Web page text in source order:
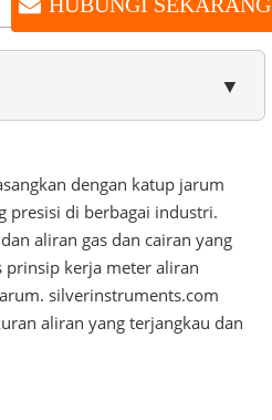
▼
dengan katup jarum
presisi di berbagai industri.
aliran gas dan cairan yang
prinsip kerja meter aliran
silverinstruments.com
aliran yang terjangkau dan